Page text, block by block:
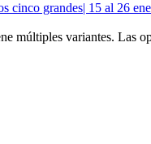
grandes| 15 al 26
múltiples variantes. Las